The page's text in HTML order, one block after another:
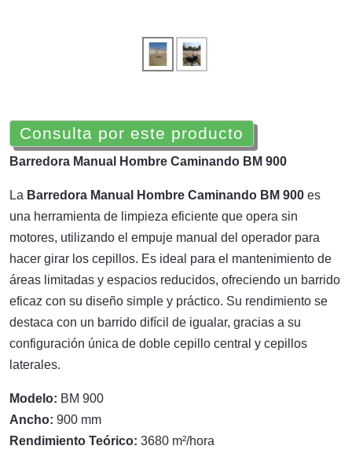
Consulta por este producto
Barredora Manual Hombre Caminando BM 900
La Barredora Manual Hombre Caminando BM 900 es
una herramienta de limpieza eficiente que opera sin
motores, utilizando el empuje manual del operador para
hacer girar los cepillos. Es ideal para el mantenimiento de
áreas limitadas y espacios reducidos, ofreciendo un barrido
eficaz con su diseño simple y práctico. Su rendimiento se
destaca con un barrido difícil de igualar, gracias a su
configuración única de doble cepillo central y cepillos
laterales.
Modelo: BM 900
Ancho: 900 mm
Rendimiento Teórico: 3680 m²/hora